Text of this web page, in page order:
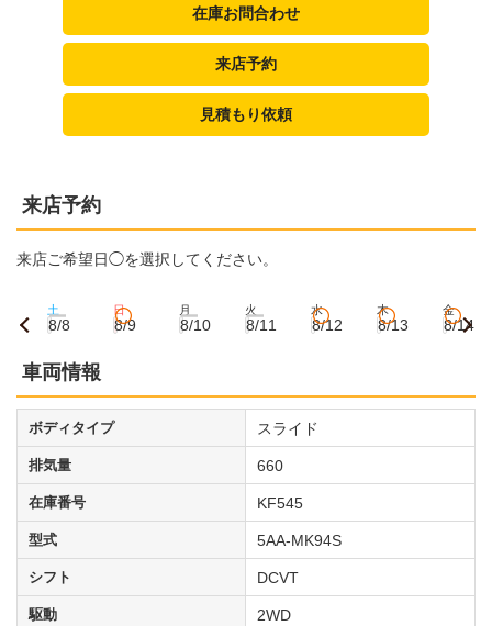
在庫お問合わせ
来店予約
見積もり依頼
来店予約
来店ご希望日◯を選択してください。
土
8/8
日
8/9
月
8/10
火
8/11
水
8/12
木
8/13
金
8/14
車両情報
ボディタイプ スライド
排気量 660
在庫番号 KF545
型式 5AA-MK94S
シフト DCVT
駆動 2WD